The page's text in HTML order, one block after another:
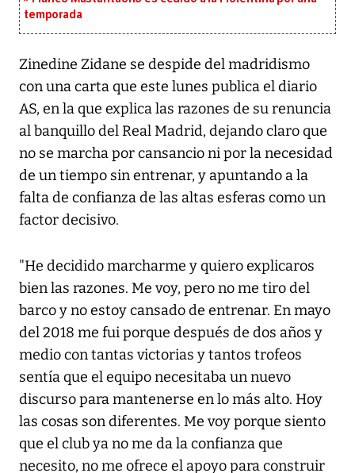
temporada
Zinedine Zidane se despide del madridismo
con una carta que este lunes publica el diario
AS, en la que explica las razones de su renuncia
al banquillo del Real Madrid, dejando claro que
no se marcha por cansancio ni por la necesidad
de un tiempo sin entrenar, y apuntando a la
falta de confianza de las altas esferas como un
factor decisivo.
"He decidido marcharme y quiero explicaros
bien las razones. Me voy, pero no me tiro del
barco y no estoy cansado de entrenar. En mayo
del 2018 me fui porque después de dos años y
medio con tantas victorias y tantos trofeos
sentía que el equipo necesitaba un nuevo
discurso para mantenerse en lo más alto. Hoy
las cosas son diferentes. Me voy porque siento
que el club ya no me da la confianza que
necesito, no me ofrece el apoyo para construir